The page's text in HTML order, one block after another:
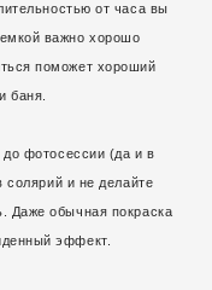
от часа вы
важно хорошо
поможет хороший
баня.
до фотосессии (да и в
солярий и не делайте
Даже обычная покраска
эффект.